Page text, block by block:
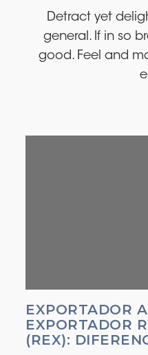
Detract yet
general. If in so
good. Feel and
EXPORTADOR
EXPORTADOR
(REX):